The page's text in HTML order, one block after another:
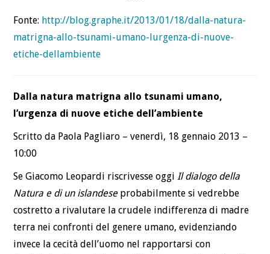
CONTATTI
Fonte: http://blog.graphe.it/2013/01/18/dalla-natura-
matrigna-allo-tsunami-umano-lurgenza-di-nuove-
etiche-dellambiente
Dalla natura matrigna allo tsunami umano,
l’urgenza di nuove etiche dell’ambiente
Scritto da Paola Pagliaro – venerdì, 18 gennaio 2013 –
10:00
Se Giacomo Leopardi riscrivesse oggiIl dialogo della
Natura e di un islandeseprobabilmente si vedrebbe
costretto a rivalutare la crudele indifferenza di madre
terra nei confronti del genere umano, evidenziando
invece la cecità dell’uomo nel rapportarsi con